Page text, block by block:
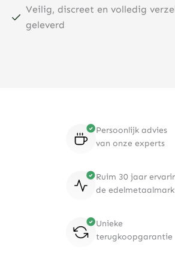
Veilig, discreet en volledig
geleverd
Persoonlijk advies
van onze experts
Ruim 30 jaar
de
Unieke
terugkoopgarantie